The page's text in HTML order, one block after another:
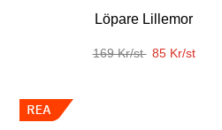
Löpare Lillemor
169 Kr/st 85 Kr/st